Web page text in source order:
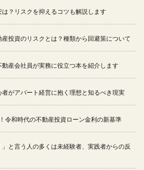
？リスクを抑えるコツも解説します
投資のリスクとは？種類から回避策について
産会社員が実務に役立つ本を紹介します
がアパート経営に抱く理想と知るべき現実
令和時代の不動産投資ローン金利の新基準
」と言う人の多くは未経験者、実践者からの反